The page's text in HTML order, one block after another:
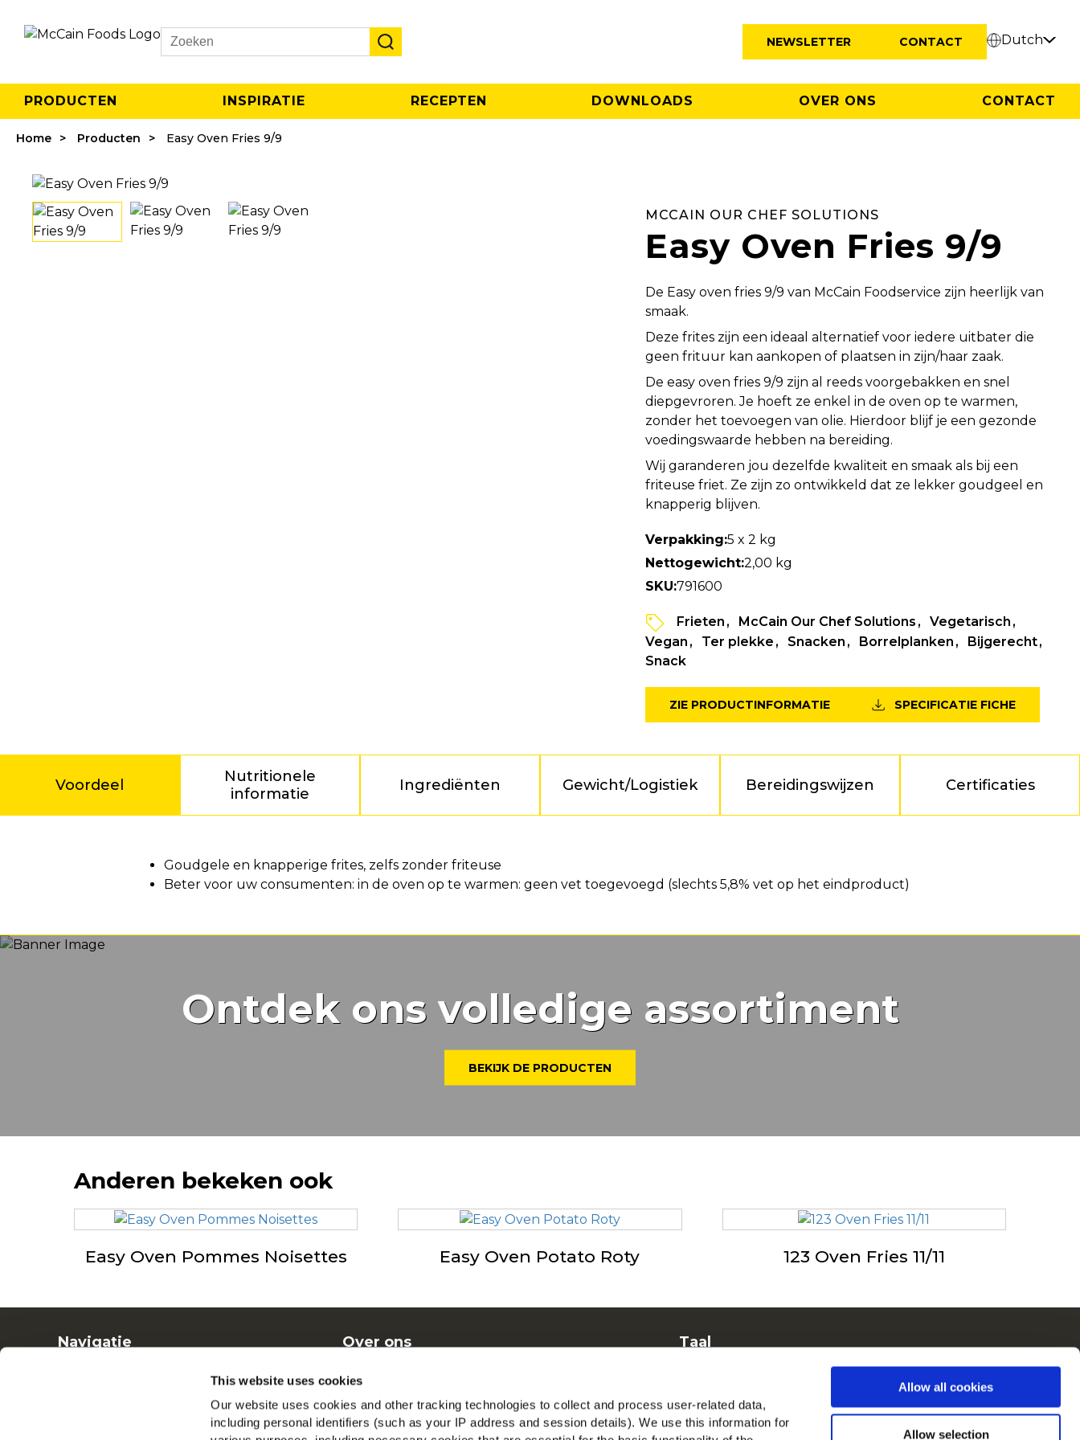
This website uses cookies
Our website uses cookies and other tracking technologies to collect and process user-related data,
including personal identifiers (such as your IP address and session details). We use this information for
Allow all cookies
Allow selection
Search
NEWSLETTER CONTACT Dutch
PRODUCTEN INSPIRATIE RECEPTEN DOWNLOADS OVER ONS CONTACT
Home Producten Easy Oven Fries 9/9
MCCAIN OUR CHEF SOLUTIONS
Easy Oven Fries 9/9
De Easy oven fries 9/9 van McCain Foodservice zijn heerlijk van
smaak.
Deze frites zijn een ideaal alternatief voor iedere uitbater die
geen frituur kan aankopen of plaatsen in zijn/haar zaak.
De easy oven fries 9/9 zijn al reeds voorgebakken en snel
diepgevroren. Je hoeft ze enkel in de oven op te warmen,
zonder het toevoegen van olie. Hierdoor blijf je een gezonde
voedingswaarde hebben na bereiding.
Wij garanderen jou dezelfde kwaliteit en smaak als bij een
friteuse friet. Ze zijn zo ontwikkeld dat ze lekker goudgeel en
knapperig blijven.
Verpakking:5 x 2 kg
Nettogewicht:2,00 kg
SKU:791600
Frieten McCain Our Chef Solutions
Vegetarisch
Vegan
Ter plekke Snacken Borrelplanken
Bijgerecht
Snack
ZIE PRODUCTINFORMATIE SPECIFICATIE FICHE
Voordeel
Nutritionele
informatie
Ingrediënten Gewicht/Logistiek Bereidingswijzen Certificaties
Goudgele en knapperige frites, zelfs zonder friteuse
Beter voor uw consumenten: in de oven op te warmen: geen vet toegevoegd (slechts 5,8% vet op het eindproduct)
Ontdek ons volledige assortiment
BEKIJK DE PRODUCTEN
Anderen bekeken ook
Easy Oven Pommes Noisettes Easy Oven Potato Roty 123 Oven Fries 11/11
Navigatie Over ons
Veelgestelde vragen
Taal
McCain in Europa
Bekijk alle landen